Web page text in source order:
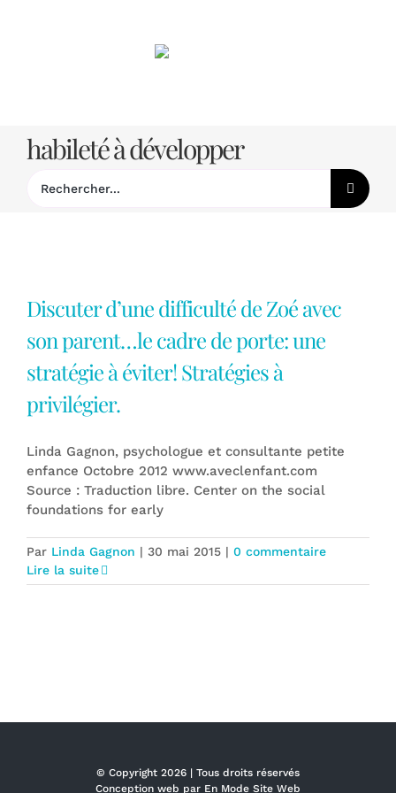
habileté à développer
Discuter d’une difficulté de Zoé avec
son parent…le cadre de porte: une
stratégie à éviter! Stratégies à
privilégier.
Linda Gagnon, psychologue et consultante petite
enfance Octobre 2012 www.aveclenfant.com
Source : Traduction libre. Center on the social
foundations for early
Par Linda Gagnon | 30 mai 2015 | 0 commentaire
Lire la suite
© Copyright 2026 | Tous droits réservés
Conception web par En Mode Site Web